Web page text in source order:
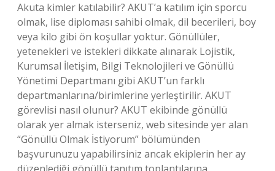
Akuta kimler katılabilir? AKUT’a katılım için sporcu
olmak, lise diploması sahibi olmak, dil becerileri, boy
veya kilo gibi ön koşullar yoktur. Gönüllüler,
yetenekleri ve istekleri dikkate alınarak Lojistik,
Kurumsal İletişim, Bilgi Teknolojileri ve Gönüllü
Yönetimi Departmanı gibi AKUT’un farklı
departmanlarına/birimlerine yerleştirilir. AKUT
görevlisi nasıl olunur? AKUT ekibinde gönüllü
olarak yer almak isterseniz, web sitesinde yer alan
“Gönüllü Olmak İstiyorum” bölümünden
başvurunuzu yapabilirsiniz ancak ekiplerin her ay